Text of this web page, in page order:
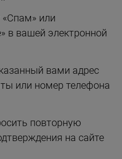
«Спам» или
в вашей электронной
вами адрес
или номер телефона
повторную
на сайте